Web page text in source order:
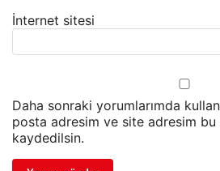
İnternet sitesi
Daha sonraki yorumlarımda
posta adresim ve site adresim bu
kaydedilsin.